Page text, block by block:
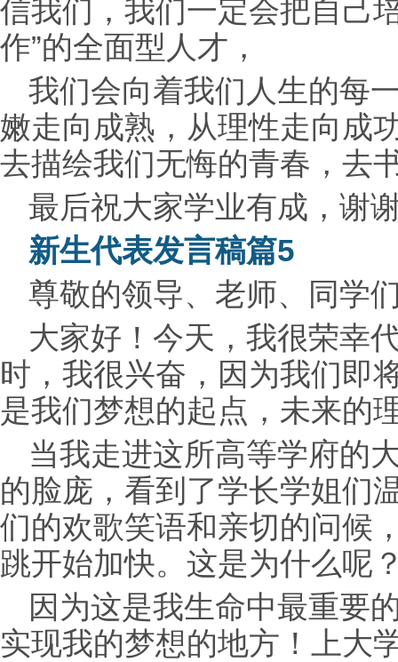
信我们，我们一定会把自己
作”的全面型人才，
我们会向着我们人生的每
嫩走向成熟，从理性走向成
去描绘我们无悔的青春，去
最后祝大家学业有成，谢
新生代表发言稿篇5
尊敬的领导、老师、同学
大家好！今天，我很荣幸
时，我很兴奋，因为我们即
是我们梦想的起点，未来的
当我走进这所高等学府的
的脸庞，看到了学长学姐们
们的欢歌笑语和亲切的问候
跳开始加快。这是为什么呢
因为这是我生命中最重要
实现我的梦想的地方！上大